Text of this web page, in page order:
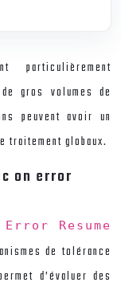
particulièrement
gros volumes de
peuvent avoir un
traitement globaux.
on error
Error Resume
de tolérance
d’évaluer des